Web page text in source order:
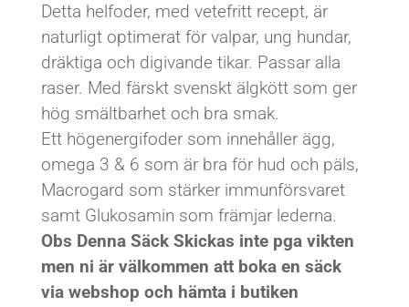
Detta helfoder, med vetefritt recept, är
naturligt optimerat för valpar, ung hundar,
dräktiga och digivande tikar. Passar alla
raser. Med färskt svenskt älgkött som ger
hög smältbarhet och bra smak.
Ett högenergifoder som innehåller ägg,
omega 3 & 6 som är bra för hud och päls,
Macrogard som stärker immunförsvaret
samt Glukosamin som främjar lederna.
Obs Denna Säck Skickas inte pga vikten
men ni är välkommen att boka en säck
via webshop och hämta i butiken